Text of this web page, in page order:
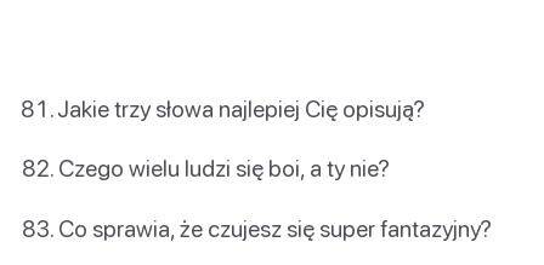
Jakie trzy słowa najlepiej Cię opisują?
Czego wielu ludzi się boi, a ty nie?
Co sprawia, że czujesz się super fantazyjny?